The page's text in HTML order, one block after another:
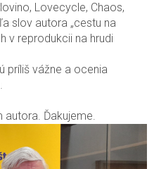
Lovecycle, Chaos,
slov autora „cestu na
v reprodukcii na hrudi
príliš vážne a ocenia
autora. Ďakujeme.